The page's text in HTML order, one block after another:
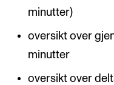
minutter)
oversikt over
minutter
oversikt over